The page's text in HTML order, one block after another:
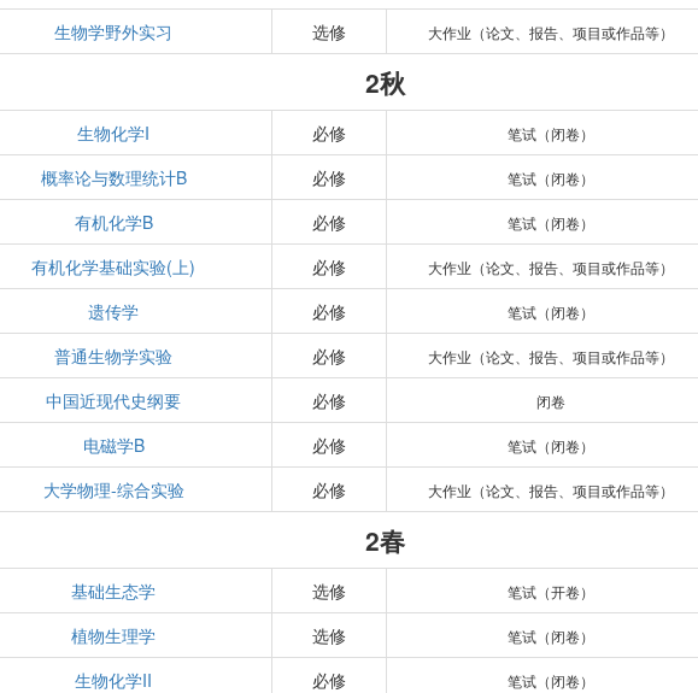
生物学野外实习 选修 大作业（论文、报告、项目或作品等）
2秋
生物化学I 必修 笔试（闭卷）
概率论与数理统计B 必修 笔试（闭卷）
有机化学B 必修 笔试（闭卷）
有机化学基础实验(上) 必修 大作业（论文、报告、项目或作品等）
遗传学 必修 笔试（闭卷）
普通生物学实验 必修 大作业（论文、报告、项目或作品等）
中国近现代史纲要 必修 闭卷
电磁学B 必修 笔试（闭卷）
大学物理-综合实验 必修 大作业（论文、报告、项目或作品等）
2春
基础生态学 选修 笔试（开卷）
植物生理学 选修 笔试（闭卷）
生物化学II 必修 笔试（闭卷）